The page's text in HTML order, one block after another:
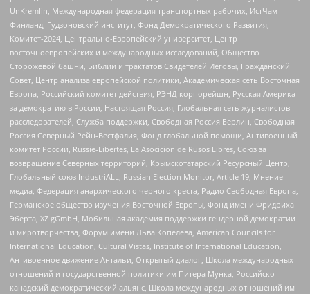
UnKremlin, Международная федерация транспортных рабочих, ИстЧам
Финланд, Гудзоновский институт, Фонд Демократического Развития,
Комитет-2024, Центрально-Европейский университет, Центр
восточноевропейских и международных исследований, Общество
Сторожевой башни, Библии и трактатов Свидетелей Иеговы, Гражданский
Совет, Центр анализа европейской политики, Академическая сеть Восточная
Европа, Российский комитет действия, РЭНД корпорейшн, Русская Америка
за демократию в России, Настоящая Россия, Глобальная сеть журналистов-
расследователей, Служба поддержки, Свободная Россия Берлин, Свободная
Россия Северный Рейн-Вестфалия, Фонд глобальной помощи, Антивоенный
комитет России, Russie-Libertes, La Asocicion de Rusos Libres, Союз за
возвращение Северных территорий, Крымскотатарский Ресурсный Центр,
Глобальный союз IndustriALL, Russian Election Monitor, Article 19, Мнение
медиа, Федерация анархического черного креста, Радио Свободная Европа,
Германское общество изучения Восточной Европы, Фонд имени Фридриха
Эберта, XZ gGmbH, Мобильная академия поддержки гендерной демократии
и миротворчества, Форум имени Льва Копелева, American Councils for
International Education, Cultural Vistas, Institute of International Education,
Антивоенное движение Антальи, Открытый диалог, Школа международных
отношений и государственной политики им Питера Мунка, Российско-
канадский демократический альянс, Школа международных отношений им